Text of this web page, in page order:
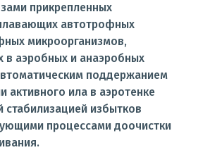
прикрепленных
автотрофных
микроорганизмов,
в аэробных и анаэробных
поддержанием
активного ила в аэротенке
стабилизацией избытков
процессами доочистки